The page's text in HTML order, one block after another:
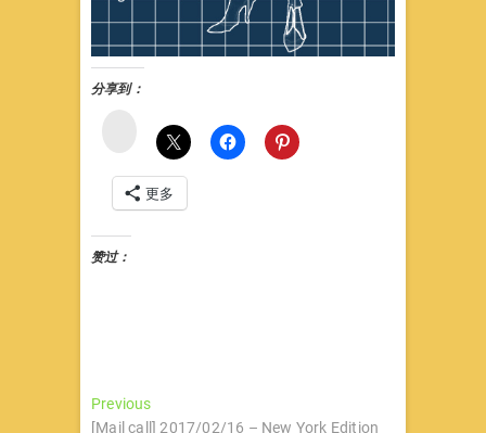
分享到：
更多
赞过：
文
PreviousPrevious
post:
[Mail call] 2017/02/16 – New York Edition